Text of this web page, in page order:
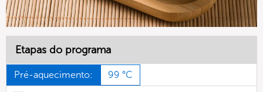
Etapas do programa
Pré-aquecimento: 99 °C